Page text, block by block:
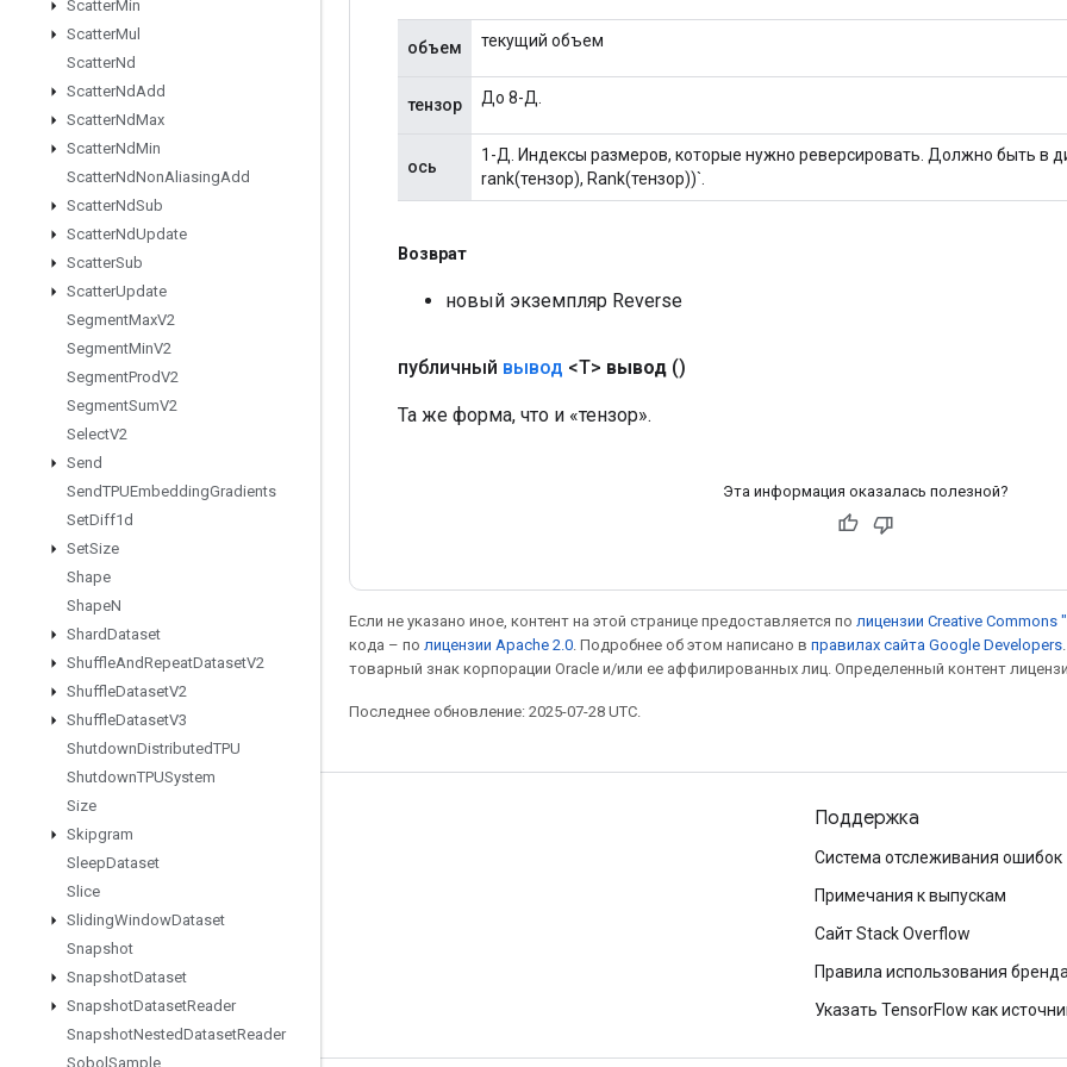
ScatterMin
ScatterMul
ScatterNd
ScatterNdAdd
ScatterNdMax
ScatterNdMin
ScatterNdNonAliasingAdd
ScatterNdSub
ScatterNdUpdate
ScatterSub
ScatterUpdate
SegmentMaxV2
SegmentMinV2
SegmentProdV2
SegmentSumV2
SelectV2
Send
SendTPUEmbeddingGradients
SetDiff1d
SetSize
Shape
ShapeN
ShardDataset
ShuffleAndRepeatDatasetV2
ShuffleDatasetV2
ShuffleDatasetV3
ShutdownDistributedTPU
ShutdownTPUSystem
Size
Skipgram
SleepDataset
Slice
SlidingWindowDataset
Snapshot
SnapshotDataset
SnapshotDatasetReader
SnapshotNestedDatasetReader
Sobol Sample
объем текущий объем
тензор До 8-Д.
ось
1-Д. Индексы размеров, которые нужно реверсировать. Должно быть в
rank(тензор), Rank(тензор))`.
Возврат
новый экземпляр Reverse
публичный вывод <T> вывод ()
Та же форма, что и «тензор».
Эта информация оказалась полезной?
Если не указано иное, контент на этой странице предоставляется по лицензии Creative Commons
кода – по лицензии Apache 2.0 . Подробнее об этом написано в правилах сайта Google Developers
товарный знак корпорации Oracle и/или ее аффилированных лиц. Определенный контент
Последнее обновление: 2025-07-28 UTC.
Мы в социальных сетях
Форум
Twitter
YouTube
Поддержка
Система отслеживания ошибок
Примечания к выпускам
Сайт Stack Overflow
Правила использования бренда
Указать TensorFlow как